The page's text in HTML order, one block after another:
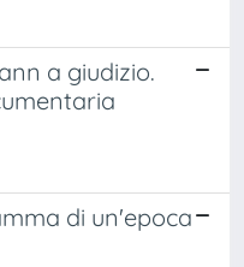
a giudizio.
di un'epoca